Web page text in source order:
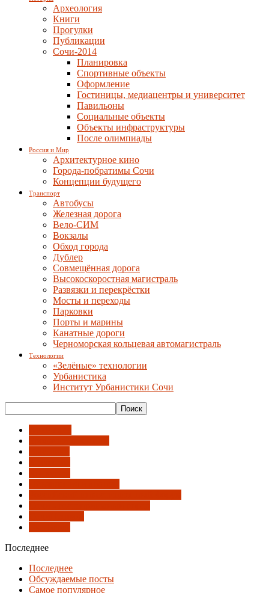
Археология
Книги
Прогулки
Публикации
Сочи-2014
Планировка
Спортивные объекты
Оформление
Гостиницы, медиацентры и университет
Павильоны
Социальные объекты
Объекты инфраструктуры
После олимпиады
Россия и Мир
Архитектурное кино
Города-побратимы Сочи
Концепции будущего
Транспорт
Автобусы
Железная дорога
Вело-СИМ
Вокзалы
Обход города
Дублер
Совмещённая дорога
Высокоскоростная магистраль
Развязки и перекрёстки
Мосты и переходы
Парковки
Порты и марины
Канатные дороги
Черноморская кольцевая автомагистраль
Технологии
«Зелёные» технологии
Урбанистика
Институт Урбанистики Сочи
Последнее
Последнее
Обсуждаемые посты
Самое популярное